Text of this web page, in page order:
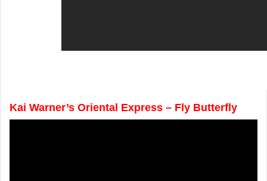
Kai Warner’s Oriental Express – Fly Butterfly